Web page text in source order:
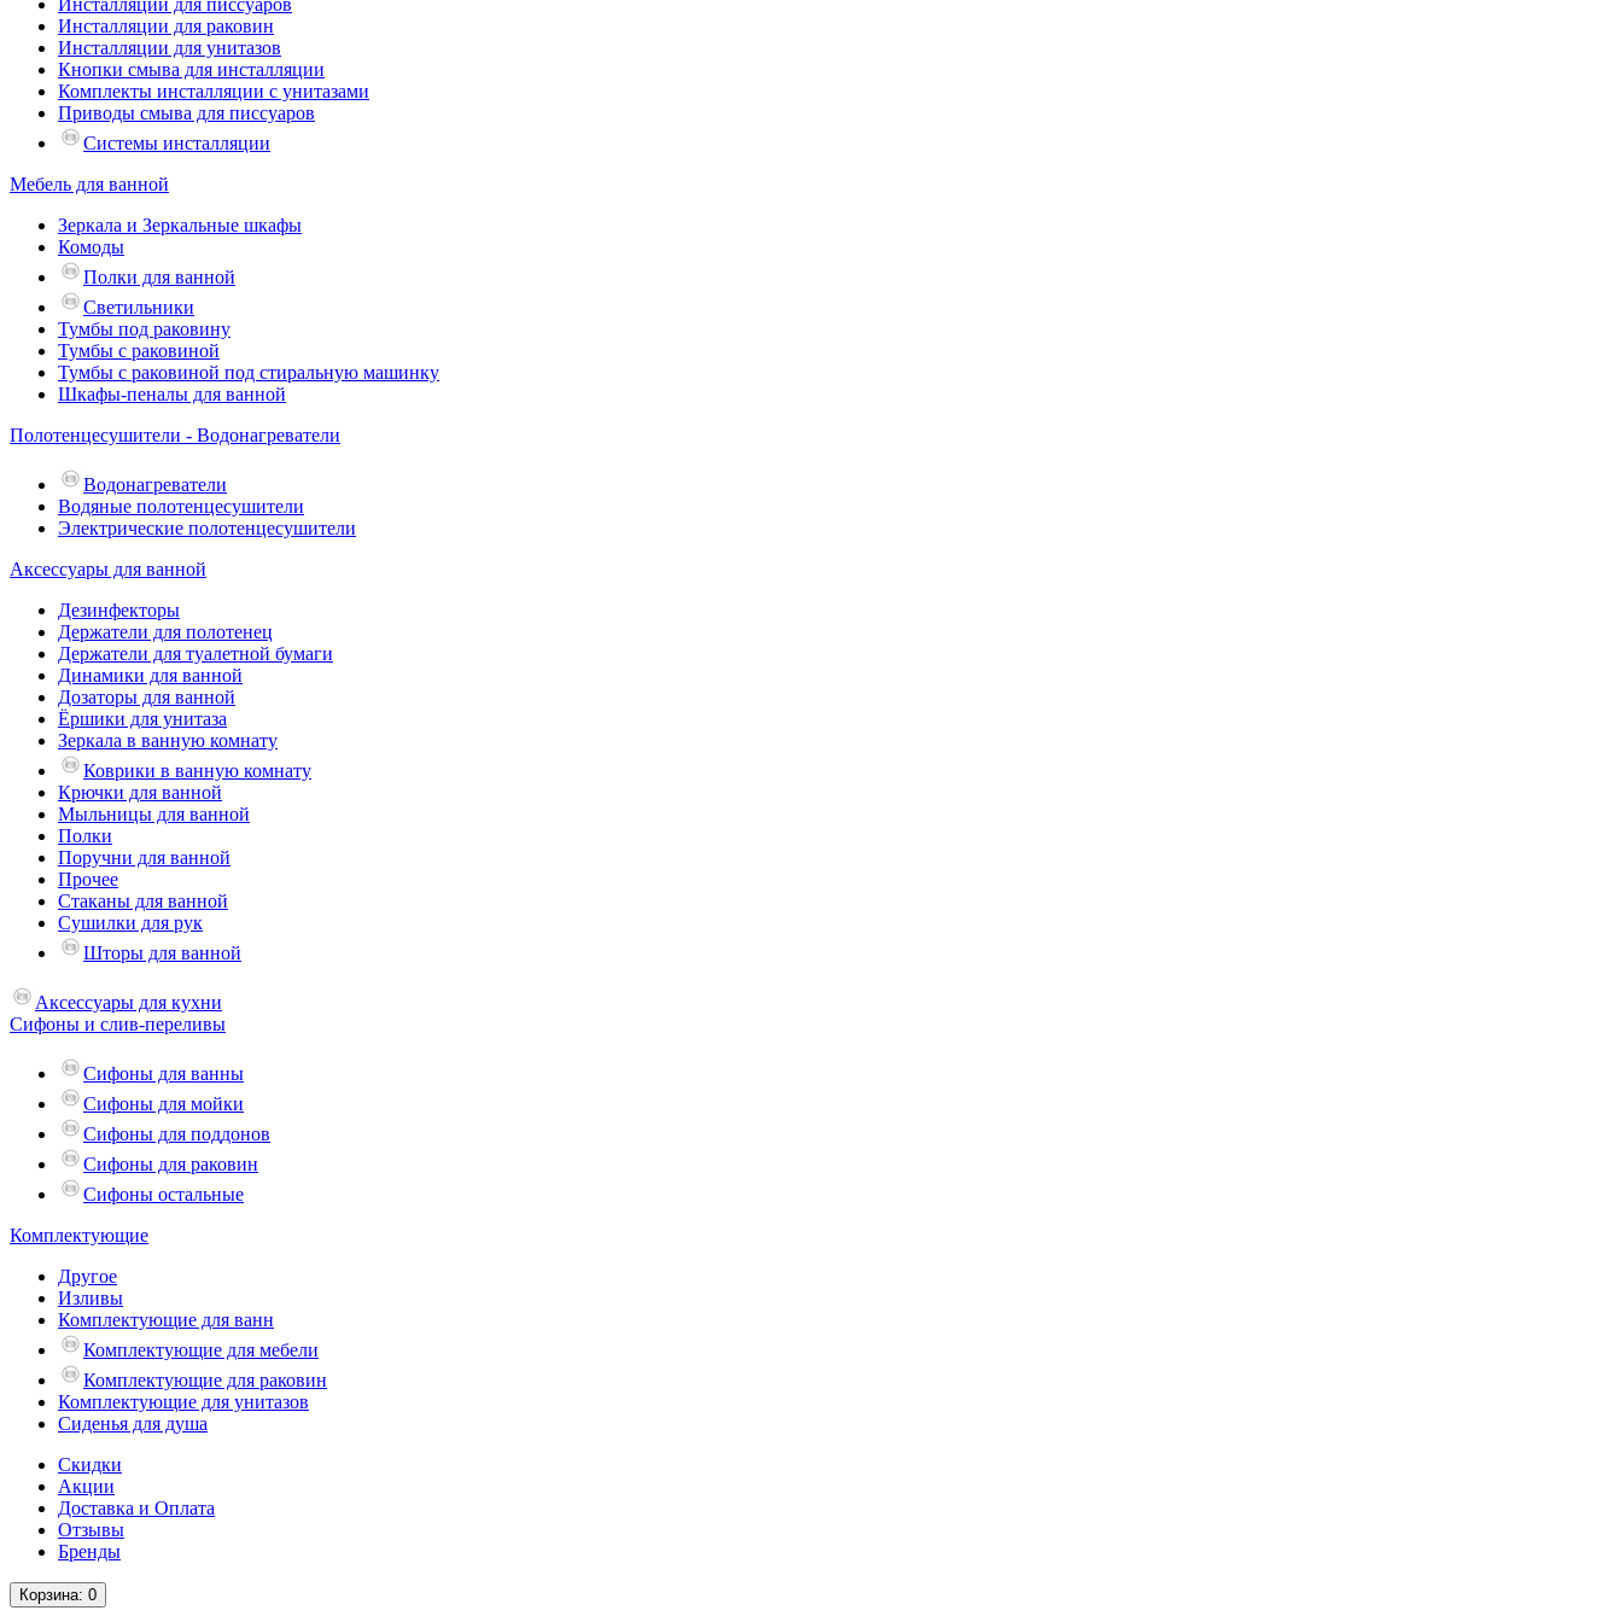
Инсталляции для писсуаров
Инсталляции для раковин
Инсталляции для унитазов
Кнопки смыва для инсталляции
Комплекты инсталляции с унитазами
Приводы смыва для писсуаров
Системы инсталляции
Мебель для ванной
Зеркала и Зеркальные шкафы
Комоды
Полки для ванной
Светильники
Тумбы под раковину
Тумбы с раковиной
Тумбы с раковиной под стиральную машинку
Шкафы-пеналы для ванной
Полотенцесушители - Водонагреватели
Водонагреватели
Водяные полотенцесушители
Электрические полотенцесушители
Аксессуары для ванной
Дезинфекторы
Держатели для полотенец
Держатели для туалетной бумаги
Динамики для ванной
Дозаторы для ванной
Ёршики для унитаза
Зеркала в ванную комнату
Коврики в ванную комнату
Крючки для ванной
Мыльницы для ванной
Полки
Поручни для ванной
Прочее
Стаканы для ванной
Сушилки для рук
Шторы для ванной
Аксессуары для кухни
Сифоны и слив-переливы
Сифоны для ванны
Сифоны для мойки
Сифоны для поддонов
Сифоны для раковин
Сифоны остальные
Комплектующие
Другое
Изливы
Комплектующие для ванн
Комплектующие для мебели
Комплектующие для раковин
Комплектующие для унитазов
Сиденья для душа
Скидки
Акции
Доставка и Оплата
Отзывы
Бренды
Корзина: 0